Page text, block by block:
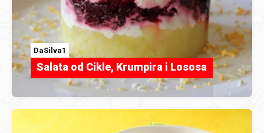
DaSilva1
Salata od Cikle, Krumpira i Lososa